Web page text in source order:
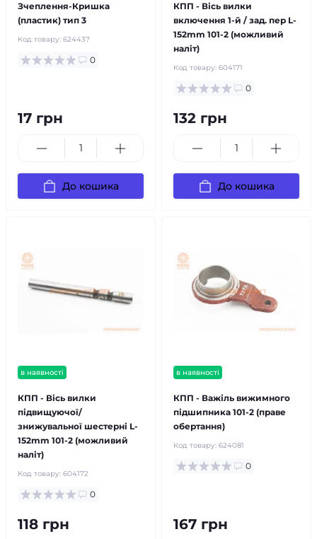
Зчеплення-Кришка
(пластик) тип 3
Код товару: 624437
0
17 грн
До кошика
КПП - Вісь вилки
включення 1-й / зад. пер L-
152mm 101-2 (можливий
наліт)
Код товару: 604171
0
132 грн
До кошика
в наявності
КПП - Вісь вилки
підвищуючої/
знижувальної шестерні L-
152mm 101-2 (можливий
наліт)
Код товару: 604172
0
118 грн
в наявності
КПП - Важіль вижимного
підшипника 101-2 (праве
обертання)
Код товару: 624081
0
167 грн